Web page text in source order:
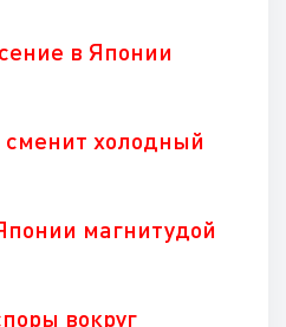
в Японии
холодный
магнитудой
вокруг